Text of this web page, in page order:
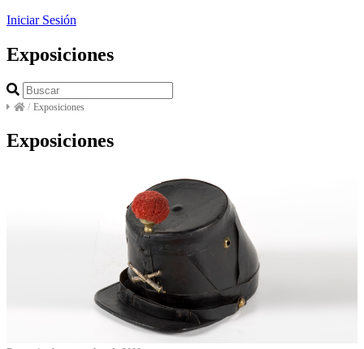
Iniciar Sesión
Exposiciones
/ Exposiciones
Exposiciones